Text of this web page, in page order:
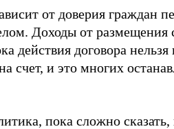
от доверия граждан
Доходы от размещения
действия договора
счет, и это многих
пока сложно сказать,